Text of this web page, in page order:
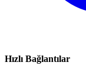
Hızlı Bağlantılar